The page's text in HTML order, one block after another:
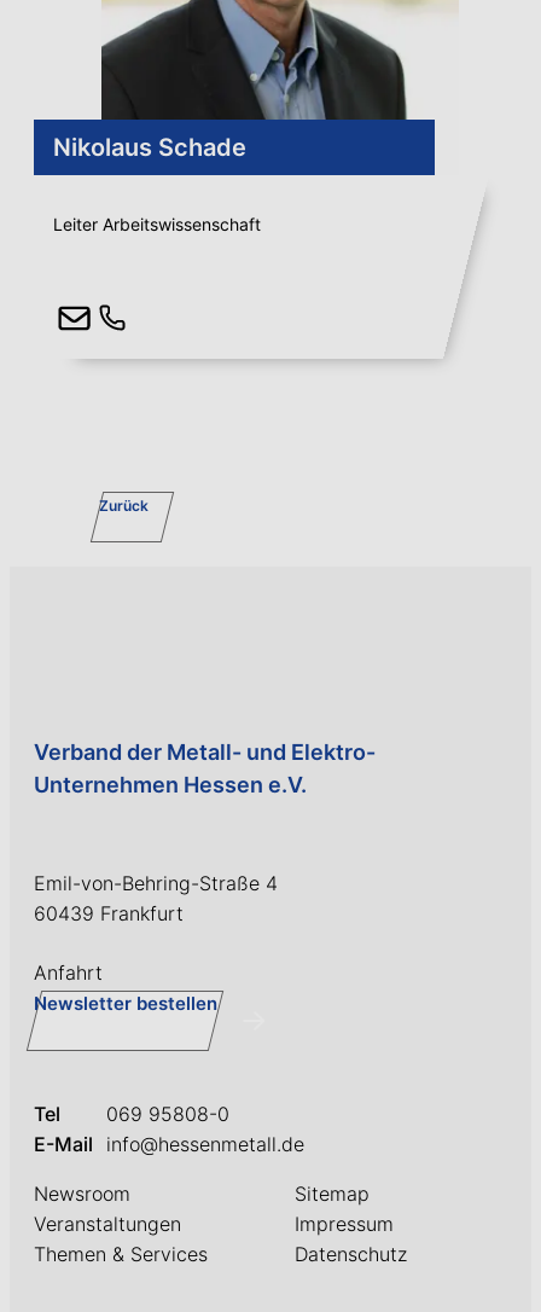
Nikolaus Schade
Leiter Arbeitswissenschaft
Zurück
Verband der Metall- und Elektro-
Unternehmen Hessen e.V.
Emil-von-Behring-Straße 4
60439 Frankfurt
Anfahrt
Newsletter bestellen
Tel
069 95808-0
E-Mail
info@hessenmetall.de
Newsroom
Veranstaltungen
Themen & Services
Sitemap
Impressum
Datenschutz